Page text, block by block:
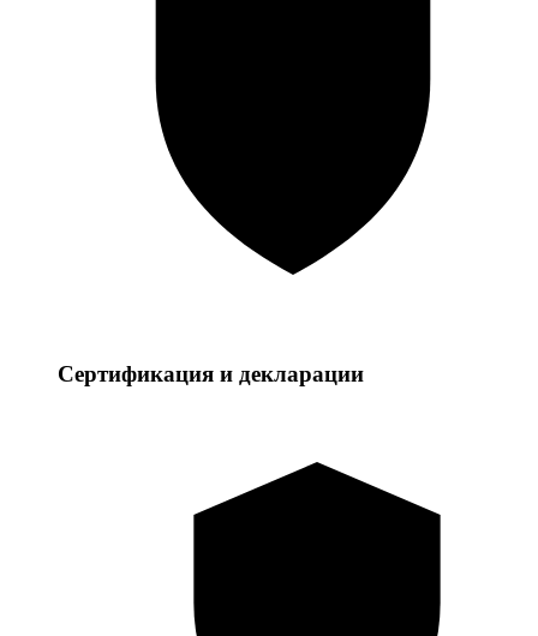
Сертификация и декларации